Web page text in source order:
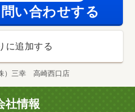
い合わせする
に追加する
）三幸 高崎西口店
社情報